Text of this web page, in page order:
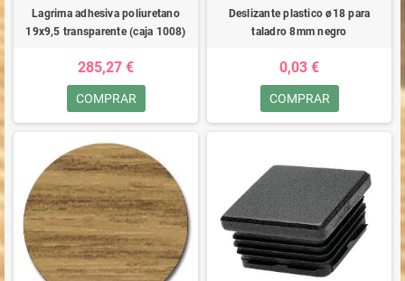
Lagrima adhesiva poliuretano
19x9,5 transparente (caja 1008)
285,27 €
COMPRAR
Deslizante plastico ø18 para
taladro 8mm negro
0,03 €
COMPRAR